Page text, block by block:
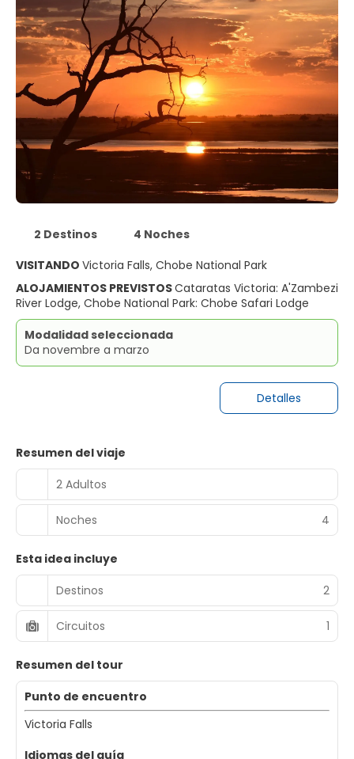
2 Destinos
4 Noches
VISITANDO Victoria Falls, Chobe National Park
ALOJAMIENTOS PREVISTOSCataratas Victoria: A'Zambezi
River Lodge, Chobe National Park: Chobe Safari Lodge
Modalidad seleccionada
Da novembre a marzo
Detalles
Resumen del viaje
2 Adultos
Noches 4
Esta idea incluye
Destinos
2
Circuitos 1
Resumen del tour
Punto de encuentro
Victoria Falls
Idiomas del guía